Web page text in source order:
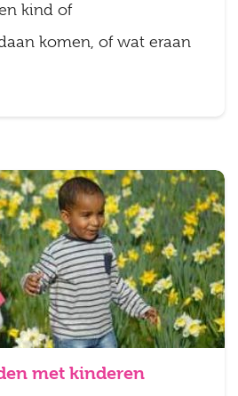
kind of
komen, of wat eraan
met kinderen